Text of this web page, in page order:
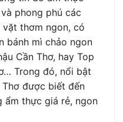
phong phú các
thơm ngon, có
bánh mì chảo ngon
Cần Thơ, hay Top
Trong đó, nổi bật
Thơ được biết đến
ẩm thực giá rẻ, ngon